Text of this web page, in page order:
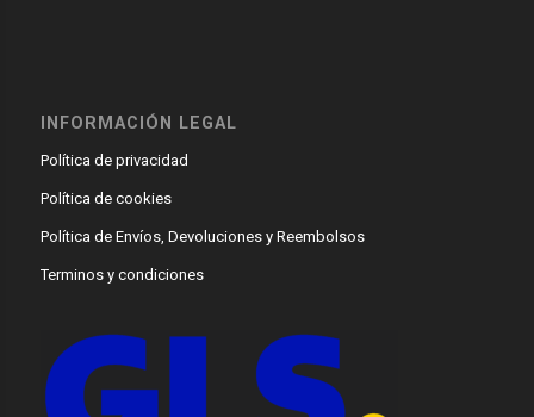
INFORMACIÓN LEGAL
Política de privacidad
Política de cookies
Política de Envíos, Devoluciones y Reembolsos
Terminos y condiciones